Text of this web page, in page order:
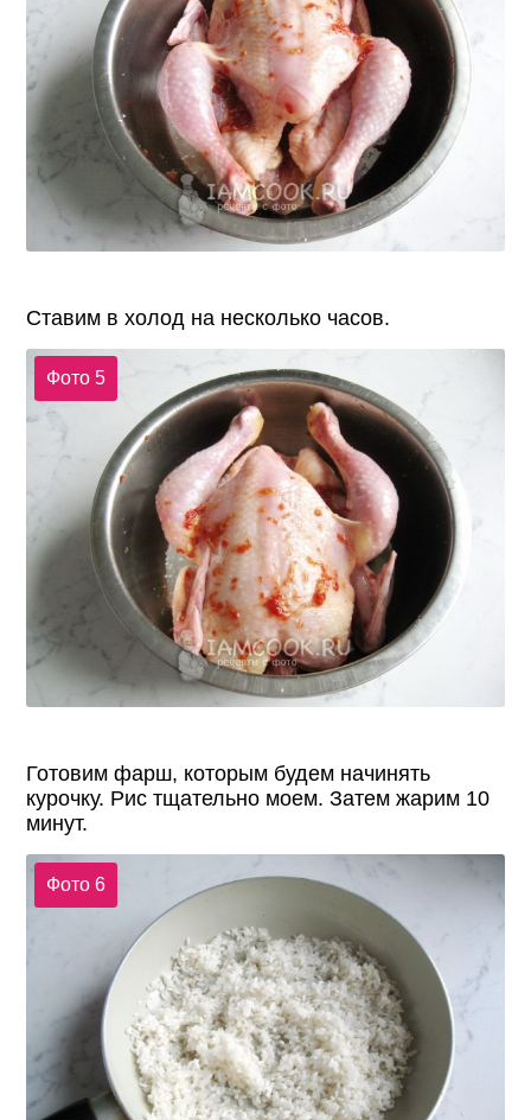
Ставим в холод на несколько часов.
Фото 5
Готовим фарш, которым будем начинять
курочку. Рис тщательно моем. Затем жарим 10
минут.
Фото 6